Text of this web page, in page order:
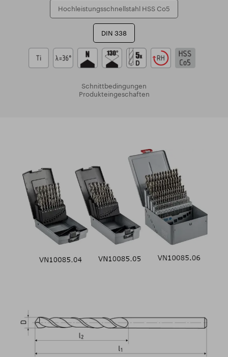
Hochleistungsschnellstahl HSS Co5
DIN 338
Schnittbedingungen
Produkteingeschaften